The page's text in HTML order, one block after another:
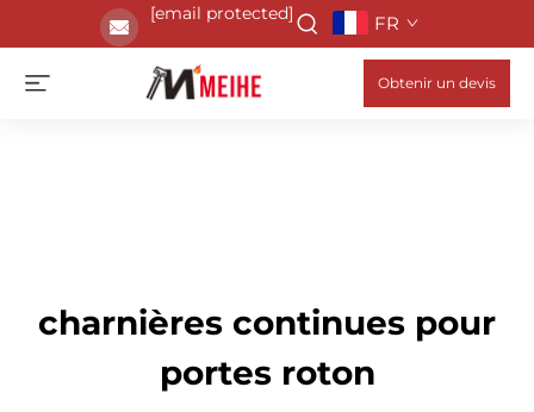
[email protected] FR
Obtenir un devis
charnières continues pour
portes roton